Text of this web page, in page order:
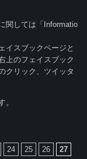
関しては「Informatio
イスブックページと
上のフェイスブック
クリック、ツイッタ
。
24 25 26 27